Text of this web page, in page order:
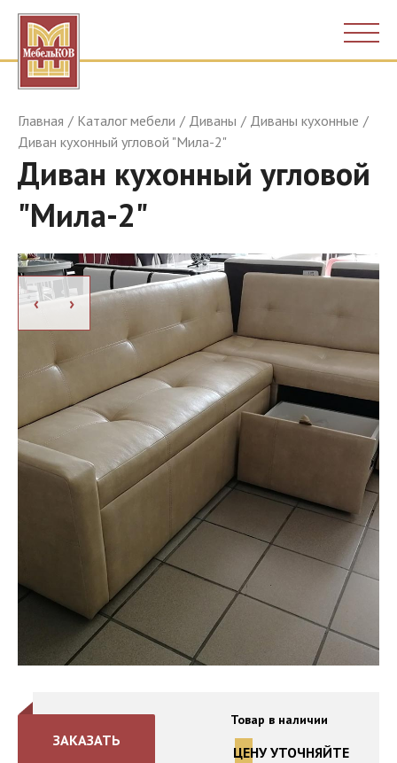
Главная Каталог мебели Диваны
Диваны кухонные
Диван кухонный угловой "Мила-2"
Диван кухонный угловой
"Мила-2"
› ›
Товар в наличии
ЦЕНУ УТОЧНЯЙТЕ
ЗАКАЗАТЬ